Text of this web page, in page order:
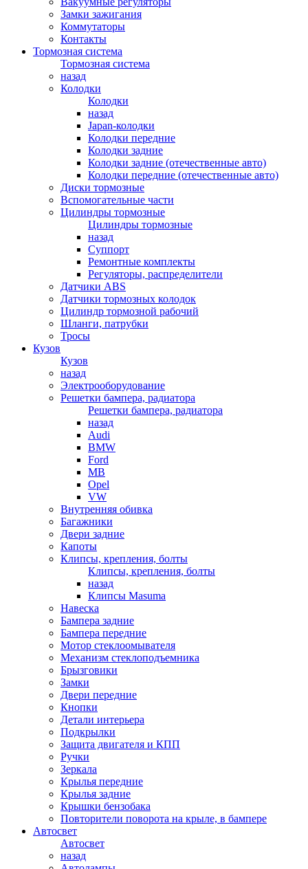
Замки зажигания
Коммутаторы
Контакты
Тормозная система
Тормозная система
назад
Колодки
Колодки
назад
Japan-колодки
Колодки передние
Колодки задние
Колодки задние (отечественные авто)
Колодки передние (отечественные авто)
Диски тормозные
Вспомогательные части
Цилиндры тормозные
Цилиндры тормозные
назад
Суппорт
Ремонтные комплекты
Регуляторы, распределители
Датчики ABS
Датчики тормозных колодок
Цилиндр тормозной рабочий
Шланги, патрубки
Тросы
Кузов
Кузов
назад
Электрооборудование
Решетки бампера, радиатора
Решетки бампера, радиатора
назад
Audi
BMW
Ford
MB
Opel
VW
Внутренняя обивка
Багажники
Двери задние
Капоты
Клипсы, крепления, болты
Клипсы, крепления, болты
назад
Клипсы Masuma
Навеска
Бампера задние
Бампера передние
Мотор стеклоомывателя
Механизм стеклоподъемника
Брызговики
Замки
Двери передние
Кнопки
Детали интерьера
Подкрылки
Защита двигателя и КПП
Ручки
Зеркала
Крылья передние
Крылья задние
Крышки бензобака
Повторители поворота на крыле, в бампере
Автосвет
Автосвет
назад